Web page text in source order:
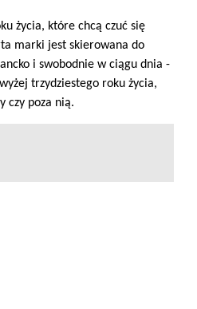
życia, które chcą czuć się
marki jest skierowana do
i swobodnie w ciągu dnia -
trzydziestego roku życia,
czy poza nią.